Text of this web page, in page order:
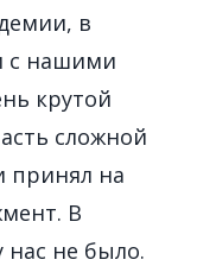
в
с нашими
крутой
сложной
принял на
В
нас не было.